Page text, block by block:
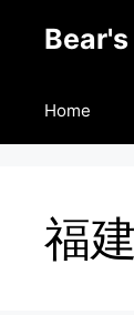
Home
福建